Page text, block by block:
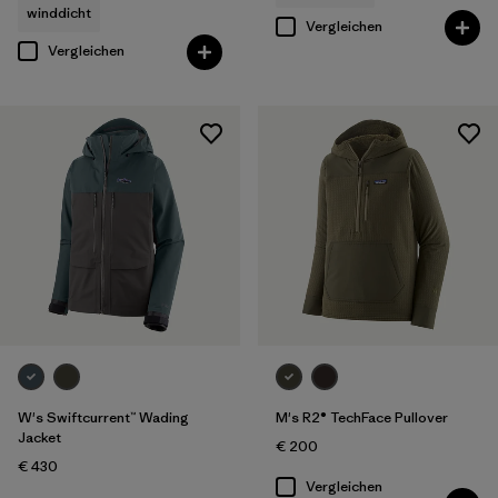
winddicht
Vergleichen
Vergleichen
W's Swiftcurrent™ Wading
Jacket
€ 430
M's R2® TechFace Pullover
€ 200
Vergleichen